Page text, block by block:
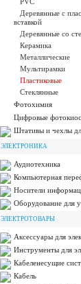
Деревянные с
вставкой
Деревянные со
Керамика
Металлические
Мультирамки
Пластиковые
Стеклянные
Фотохимия
Цифровые
Штативы и чехлы
ЭЛЕКТРОНИКА
Аудиотехника
Компьютерная
Носители
Оборудование для
ЭЛЕКТРОТОВАРЫ
Аксессуары для
Инструменты для
Кабеленесущие
Кабель